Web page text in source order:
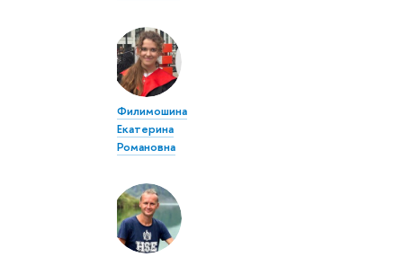
Филимошина
Екатерина
Романовна